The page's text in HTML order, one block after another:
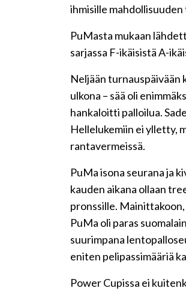
ihmisille
PuMasta mukaan
sarjassa F-ikäisistä A-
Neljään turnauspäivään
ulkona – sää oli
hankaloitti palloilua.
Hellelukemiin ei ylletty,
rantavermeissä.
PuMa isona seurana ja
kauden aikana ollaan
pronssille.
PuMa oli paras
suurimpana
eniten pelipassimääriä
Power Cupissa ei